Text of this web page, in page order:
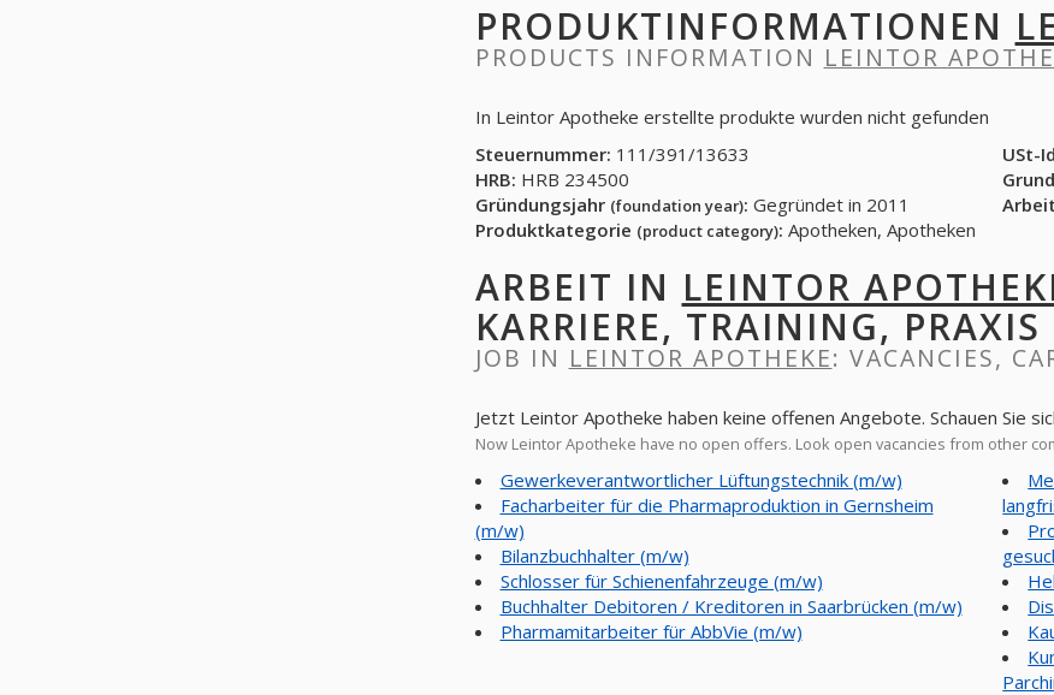
PRODUKTINFORMATIONEN
PRODUCTS INFORMATION LEINTOR
In Leintor Apotheke erstellte produkte wurden nicht gefunden
Steuernummer: 111/391/13633 USt-
HRB: HRB 234500
Gründungsjahr (foundation year): Gegründet in 2011
Produktkategorie (product category): Apotheken, Apotheken
ARBEIT IN LEINTOR
KARRIERE, TRAINING, PRAXIS
JOB IN LEINTOR APOTHEKE: VACANCIES,
Jetzt Leintor Apotheke haben keine offenen Angebote. Schauen Sie
Now Leintor Apotheke have no open offers. Look open vacancies from other
Gewerkeverantwortlicher Lüftungstechnik (m/w)
Facharbeiter für die Pharmaproduktion in Gernsheim
(m/w)
Bilanzbuchhalter (m/w)
Schlosser für Schienenfahrzeuge (m/w)
Buchhalter Debitoren / Kreditoren in Saarbrücken (m/w)
Pharmamitarbeiter für AbbVie (m/w)